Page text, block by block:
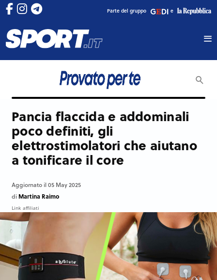
Parte del gruppo e
Pancia flaccida e addominali
poco definiti, gli
elettrostimolatori che aiutano
a tonificare il core
Aggiornato il 05 May 2025
di Martina Raimo
Link affiliati